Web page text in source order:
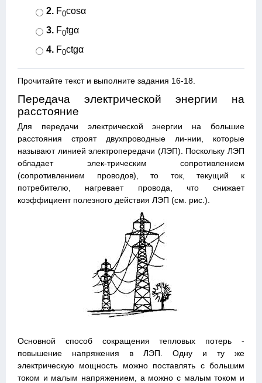
2. F0cosα
3. F0tgα
4. F0ctgα
Прочитайте текст и выполните задания 16-18.
Передача электрической энергии на
расстояние
Для передачи электрической энергии на большие
расстояния строят двухпроводные ли-нии, которые
называют линией электропередачи (ЛЭП). Поскольку ЛЭП
обладает элек-трическим сопротивлением
(сопротивлением проводов), то ток, текущий к
потребителю, нагревает провода, что снижает
коэффициент полезного действия ЛЭП (см. рис.).
Основной способ сокращения тепловых потерь -
повышение напряжения в ЛЭП. Одну и ту же
электрическую мощность можно поставлять с большим
током и малым напряжением, а можно с малым током и